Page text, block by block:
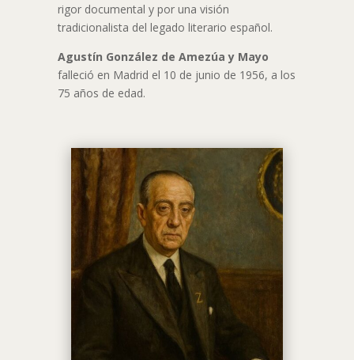
rigor documental y por una visión
tradicionalista del legado literario español.
Agustín González de Amezúa y Mayo
falleció en Madrid el 10 de junio de 1956, a los
75 años de edad.